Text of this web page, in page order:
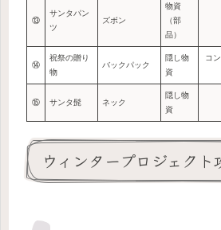
⑬
サンタパン
ツ
ズボン
物資
（部
品）
⑭
祝祭の贈り
物
バックパック
隠し物
資
コ
⑮ サンタ髭 ネック
隠し物
資
ウィンタープロジェクト